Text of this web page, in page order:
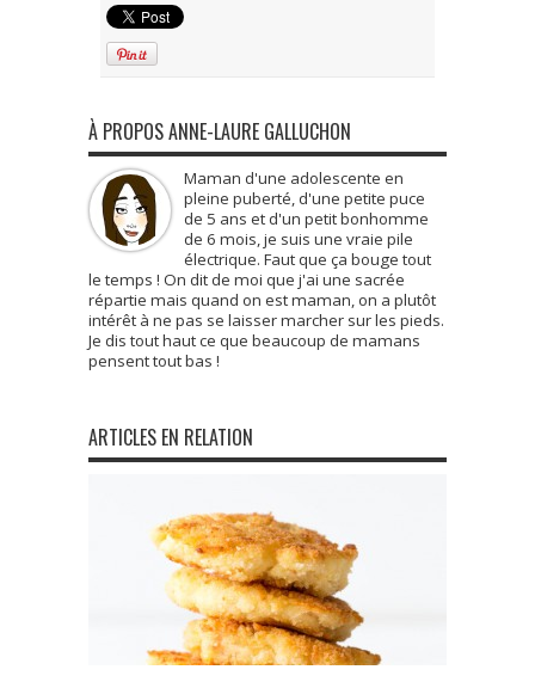
À PROPOS ANNE-LAURE GALLUCHON
Maman d'une adolescente en
pleine puberté, d'une petite puce
de 5 ans et d'un petit bonhomme
de 6 mois, je suis une vraie pile
électrique. Faut que ça bouge tout
le temps ! On dit de moi que j'ai une sacrée
répartie mais quand on est maman, on a plutôt
intérêt à ne pas se laisser marcher sur les pieds.
Je dis tout haut ce que beaucoup de mamans
pensent tout bas !
ARTICLES EN RELATION